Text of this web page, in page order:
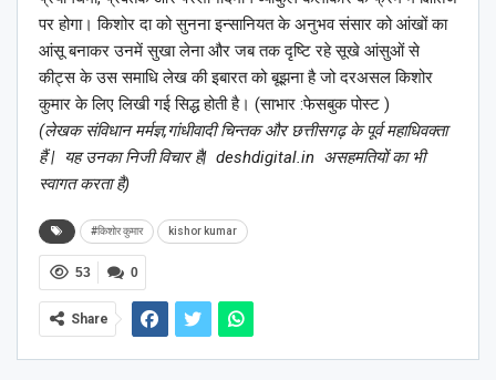
पर होगा। किशोर दा को सुनना इन्सानियत के अनुभव संसार को आंखों का
आंसू बनाकर उनमें सुखा लेना और जब तक दृष्टि रहे सूखे आंसुओं से
कीट्स के उस समाधि लेख की इबारत को बूझना है जो दरअसल किशोर
कुमार के लिए लिखी गई सिद्ध होती है। (साभार :फेसबुक पोस्ट )
(लेखक संविधान मर्मज्ञ,गांधीवादी चिन्तक और छत्तीसगढ़ के पूर्व महाधिवक्ता
हैं | यह उनका निजी विचार है| deshdigital.in असहमतियों का भी
स्वागत करता है)
#किशोर कुमार kishor kumar
0
53
Share